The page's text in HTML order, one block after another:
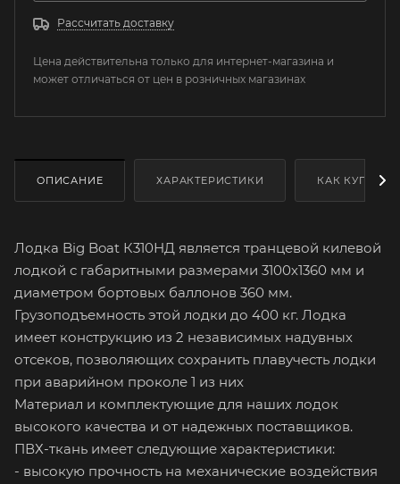
Рассчитать доставку
Цена действительна только для интернет-магазина и
может отличаться от цен в розничных магазинах
ОПИСАНИЕ ХАРАКТЕРИСТИКИ КАК КУПИТЬ
Лодка Big Boat К310НД является транцевой килевой
лодкой с габаритными размерами 3100х1360 мм и
диаметром бортовых баллонов 360 мм.
Грузоподъемность этой лодки до 400 кг. Лодка
имеет конструкцию из 2 независимых надувных
отсеков, позволяющих сохранить плавучесть лодки
при аварийном проколе 1 из них
Материал и комплектующие для наших лодок
высокого качества и от надежных поставщиков.
ПВХ-ткань имеет следующие характеристики:
- высокую прочность на механические воздействия